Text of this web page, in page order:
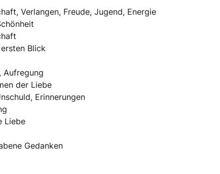
Verlangen, Freude, Jugend, Energie
Blick
Aufregung
der Liebe
Erinnerungen
Liebe
Gedanken